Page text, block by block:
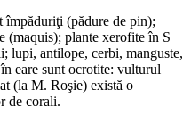
(pădure de pin);
(maquis); plante xerofite în S
lupi, antilope, cerbi, manguste,
eare sunt ocrotite: vulturul
(la M. Roşie) există o
de corali.